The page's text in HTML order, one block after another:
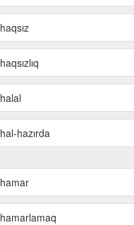
haqsız
haqsızlıq
halal
hal-hazırda
hamar
hamarlamaq